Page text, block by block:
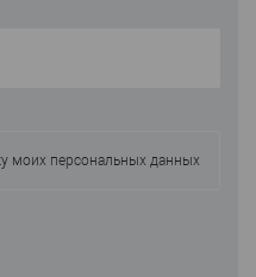
моих персональных данных